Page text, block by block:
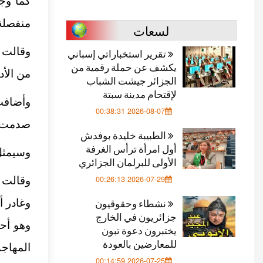
من
صدمت
وغادر
وهو
لسعات
تقرير استخباراتي إسباني
يكشف عن حملة رقمية من
الجزائر جيشت الشباب
لإقتحام مدينة سبتة
2026-08-07 00:38:31
الطبيبة خليدة بوفدش
أول امرأة ترأس الغرفة
الأولى للبرلمان الجزائري
2026-07-29 00:26:13
نشطاء وحقوقيون
جزائريون في الخارج
يختبرون دعوة تبون
للمعارضين بالعودة
2026-07-25 00:14:59